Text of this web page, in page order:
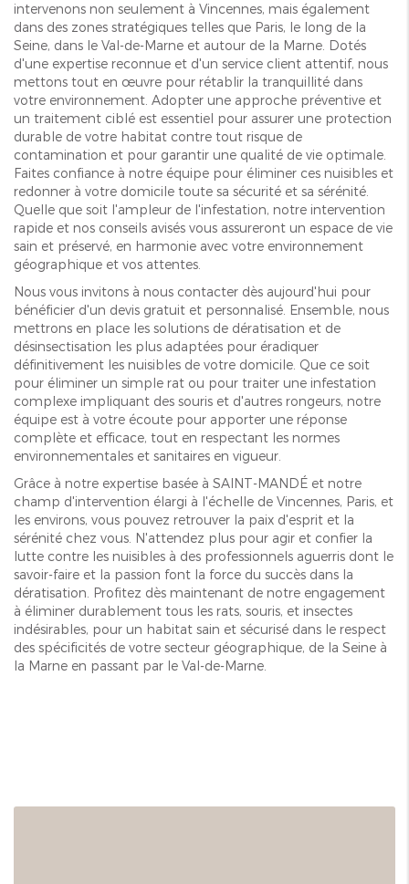
intervenons non seulement à Vincennes, mais également
dans des zones stratégiques telles que Paris, le long de la
Seine, dans le Val-de-Marne et autour de la Marne. Dotés
d'une expertise reconnue et d'un service client attentif, nous
mettons tout en œuvre pour rétablir la tranquillité dans
votre environnement. Adopter une approche préventive et
un traitement ciblé est essentiel pour assurer une protection
durable de votre habitat contre tout risque de
contamination et pour garantir une qualité de vie optimale.
Faites confiance à notre équipe pour éliminer ces nuisibles et
redonner à votre domicile toute sa sécurité et sa sérénité.
Quelle que soit l'ampleur de l'infestation, notre intervention
rapide et nos conseils avisés vous assureront un espace de vie
sain et préservé, en harmonie avec votre environnement
géographique et vos attentes.
Nous vous invitons à nous contacter dès aujourd'hui pour
bénéficier d'un devis gratuit et personnalisé. Ensemble, nous
mettrons en place les solutions de dératisation et de
désinsectisation les plus adaptées pour éradiquer
définitivement les nuisibles de votre domicile. Que ce soit
pour éliminer un simple rat ou pour traiter une infestation
complexe impliquant des souris et d'autres rongeurs, notre
équipe est à votre écoute pour apporter une réponse
complète et efficace, tout en respectant les normes
environnementales et sanitaires en vigueur.
Grâce à notre expertise basée à SAINT-MANDÉ et notre
champ d'intervention élargi à l'échelle de Vincennes, Paris, et
les environs, vous pouvez retrouver la paix d'esprit et la
sérénité chez vous. N'attendez plus pour agir et confier la
lutte contre les nuisibles à des professionnels aguerris dont le
savoir-faire et la passion font la force du succès dans la
dératisation. Profitez dès maintenant de notre engagement
à éliminer durablement tous les rats, souris, et insectes
indésirables, pour un habitat sain et sécurisé dans le respect
des spécificités de votre secteur géographique, de la Seine à
la Marne en passant par le Val-de-Marne.